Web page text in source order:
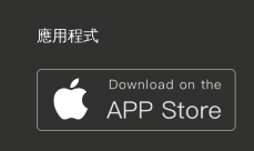
應用程式